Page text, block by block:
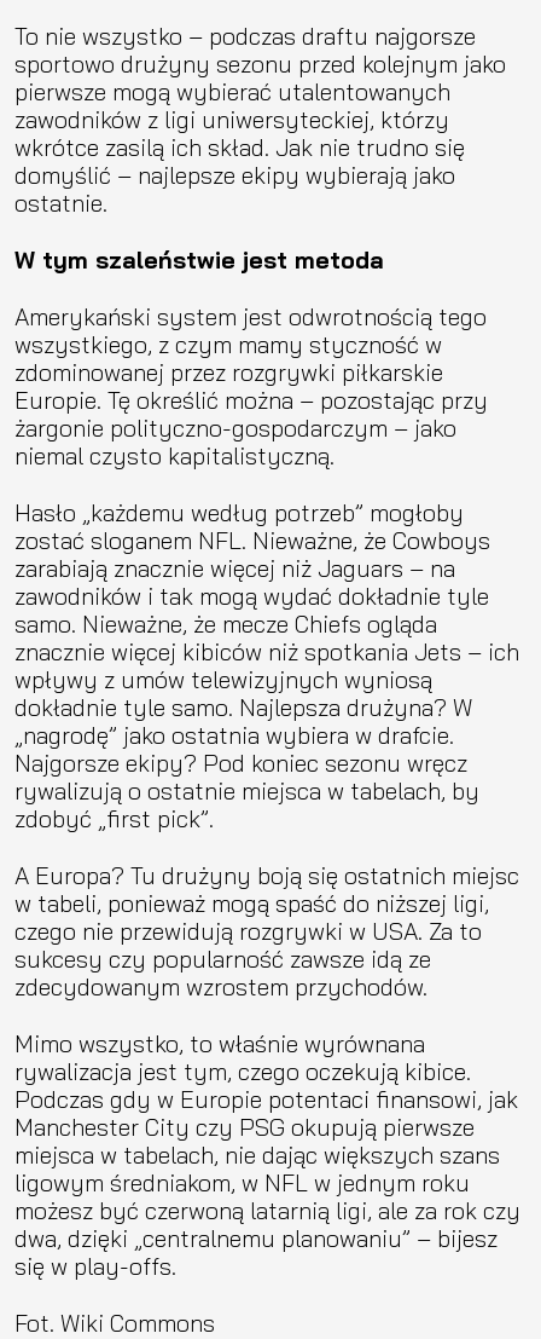
To nie wszystko – podczas draftu najgorsze
sportowo drużyny sezonu przed kolejnym jako
pierwsze mogą wybierać utalentowanych
zawodników z ligi uniwersyteckiej, którzy
wkrótce zasilą ich skład. Jak nie trudno się
domyślić – najlepsze ekipy wybierają jako
ostatnie.
W tym szaleństwie jest metoda
Amerykański system jest odwrotnością tego
wszystkiego, z czym mamy styczność w
zdominowanej przez rozgrywki piłkarskie
Europie. Tę określić można – pozostając przy
żargonie polityczno-gospodarczym – jako
niemal czysto kapitalistyczną.
Hasło „każdemu według potrzeb” mogłoby
zostać sloganem NFL. Nieważne, że Cowboys
zarabiają znacznie więcej niż Jaguars – na
zawodników i tak mogą wydać dokładnie tyle
samo. Nieważne, że mecze Chiefs ogląda
znacznie więcej kibiców niż spotkania Jets – ich
wpływy z umów telewizyjnych wyniosą
dokładnie tyle samo. Najlepsza drużyna? W
„nagrodę” jako ostatnia wybiera w drafcie.
Najgorsze ekipy? Pod koniec sezonu wręcz
rywalizują o ostatnie miejsca w tabelach, by
zdobyć „first pick”.
A Europa? Tu drużyny boją się ostatnich miejsc
w tabeli, ponieważ mogą spaść do niższej ligi,
czego nie przewidują rozgrywki w USA. Za to
sukcesy czy popularność zawsze idą ze
zdecydowanym wzrostem przychodów.
Mimo wszystko, to właśnie wyrównana
rywalizacja jest tym, czego oczekują kibice.
Podczas gdy w Europie potentaci finansowi, jak
Manchester City czy PSG okupują pierwsze
miejsca w tabelach, nie dając większych szans
ligowym średniakom, w NFL w jednym roku
możesz być czerwoną latarnią ligi, ale za rok czy
dwa, dzięki „centralnemu planowaniu” – bijesz
się w play-offs.
Fot. Wiki Commons